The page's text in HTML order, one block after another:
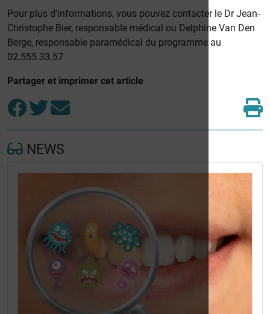
Pour plus d'informations, vous pouvez contacter le Dr Jean-
Christophe Bier, responsable médical ou Delphine Van Den
Berge, responsable paramédical du programme au
02.555.33.57
Partager et imprimer cet article
NEWS